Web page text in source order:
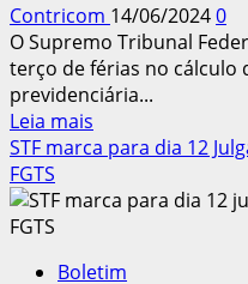
vida
toda
Contricom 14/06/20240
O Supremo Tribunal
terço de férias no cálculo
previdenciária...
Leia mais
mais
Tributação
de
STF marca para dia 12
FGTS
Boletim